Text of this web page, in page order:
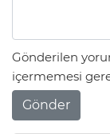
Gönderilen
içermemesi
Gönder